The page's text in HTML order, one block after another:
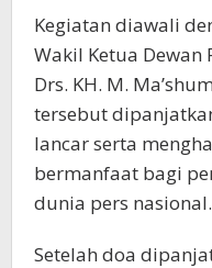
Kegiatan diawali
Wakil Ketua Dewan
Drs. KH. M.
tersebut
lancar serta
bermanfaat bagi
dunia pers nasional.
Setelah doa